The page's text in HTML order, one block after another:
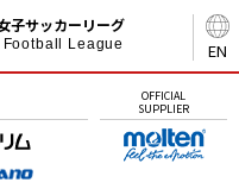
EN
子サッカーリーグ
League
OFFICIAL
SUPPLIER